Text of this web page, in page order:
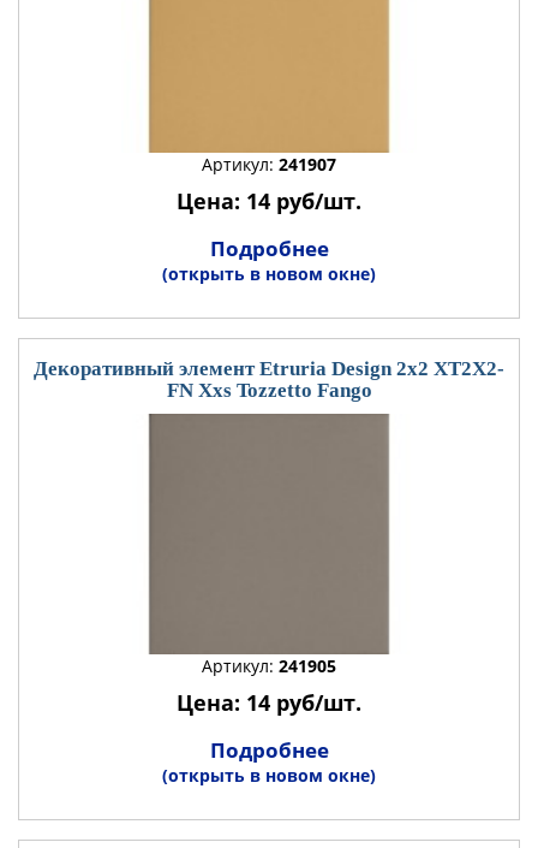
Артикул: 241907
Цена: 14 руб/шт.
Подробнее
(открыть в новом окне)
Декоративный элемент Etruria Design 2x2 XT2X2-
FN Xxs Tozzetto Fango
Артикул: 241905
Цена: 14 руб/шт.
Подробнее
(открыть в новом окне)